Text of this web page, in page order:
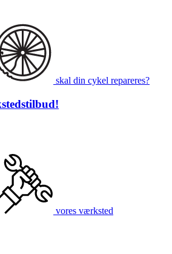
skal din cykel repareres?
vores værksted